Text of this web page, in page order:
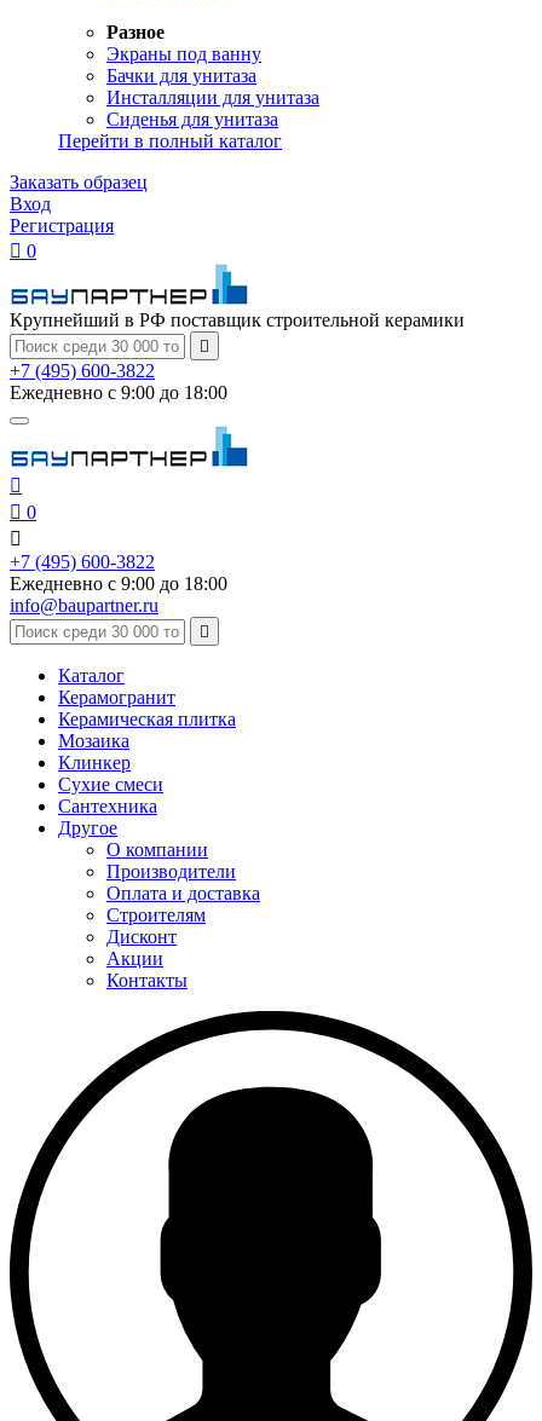
Разное
Экраны под ванну
Бачки для унитаза
Инсталляции для унитаза
Сиденья для унитаза
Перейти в полный каталог
Заказать образец
Вход
Регистрация
 0
Крупнейший в РФ поставщик строительной керамики

+7 (495) 600-3822
Ежедневно с 9:00 до 18:00

 0

+7 (495) 600-3822
Ежедневно с 9:00 до 18:00
info@baupartner.ru

Каталог
Керамогранит
Керамическая плитка
Мозаика
Клинкер
Сухие смеси
Сантехника
Другое
О компании
Производители
Оплата и доставка
Строителям
Дисконт
Акции
Контакты